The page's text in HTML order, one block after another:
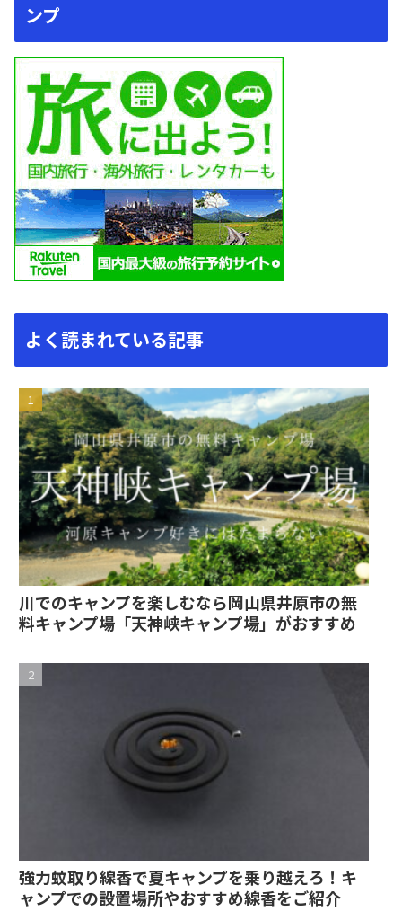
ンプ
よく読まれている記事
川でのキャンプを楽しむなら岡山県井原市の無
料キャンプ場「天神峡キャンプ場」がおすすめ
強力蚊取り線香で夏キャンプを乗り越えろ！キ
ャンプでの設置場所やおすすめ線香をご紹介